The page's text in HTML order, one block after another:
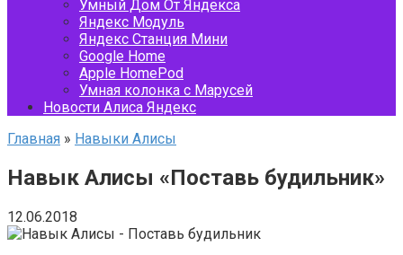
Умный Дом От Яндекса
Яндекс Модуль
Яндекс Станция Мини
Google Home
Apple HomePod
Умная колонка с Марусей
Новости Алиса Яндекс
Главная » Навыки Алисы
Навык Алисы «Поставь будильник»
12.06.2018